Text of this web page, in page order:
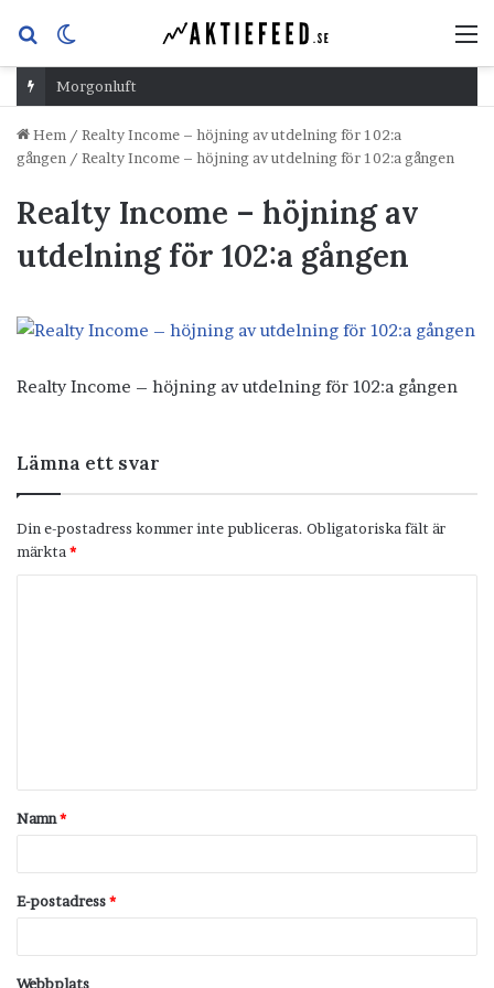
Sök
efterskin
Morgonluft
Hem / Realty Income – höjning av utdelning för 102:a
gången / Realty Income – höjning av utdelning för 102:a gången
Realty Income – höjning av
utdelning för 102:a gången
Realty Income – höjning av utdelning för 102:a gången
Lämna ett svar
Din e-postadress kommer inte publiceras. Obligatoriska fält är
märkta *
t
a
Namn*
E-postadress*
Webbplats